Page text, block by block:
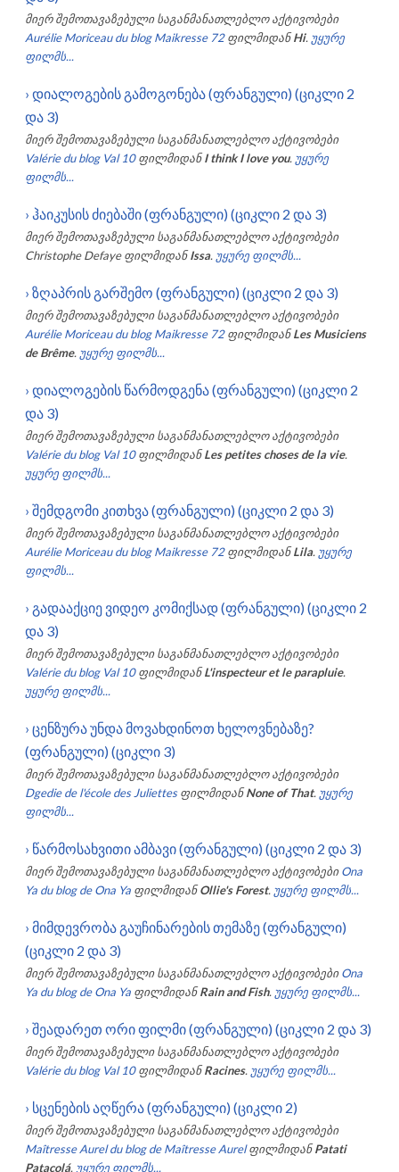
მიერ შემოთავაზებული საგანმანათლებლო აქტივობები
Aurélie Moriceau du blog Maikresse 72 ფილმიდან Hi. უყურე
ფილმს...
› დიალოგების გამოგონება (ფრანგული) (ციკლი 2
და 3)
მიერ შემოთავაზებული საგანმანათლებლო აქტივობები
Valérie du blog Val 10 ფილმიდან I think I love you. უყურე
ფილმს...
› ჰაიკუსის ძიებაში (ფრანგული) (ციკლი 2 და 3)
მიერ შემოთავაზებული საგანმანათლებლო აქტივობები
Christophe Defaye ფილმიდან Issa. უყურე ფილმს...
› ზღაპრის გარშემო (ფრანგული) (ციკლი 2 და 3)
მიერ შემოთავაზებული საგანმანათლებლო აქტივობები
Aurélie Moriceau du blog Maikresse 72 ფილმიდან Les Musiciens
de Brême. უყურე ფილმს...
› დიალოგების წარმოდგენა (ფრანგული) (ციკლი 2
და 3)
მიერ შემოთავაზებული საგანმანათლებლო აქტივობები
Valérie du blog Val 10 ფილმიდან Les petites choses de la vie.
უყურე ფილმს...
› შემდგომი კითხვა (ფრანგული) (ციკლი 2 და 3)
მიერ შემოთავაზებული საგანმანათლებლო აქტივობები
Aurélie Moriceau du blog Maikresse 72 ფილმიდან Lila. უყურე
ფილმს...
› გადააქციე ვიდეო კომიქსად (ფრანგული) (ციკლი 2
და 3)
მიერ შემოთავაზებული საგანმანათლებლო აქტივობები
Valérie du blog Val 10 ფილმიდან L'inspecteur et le parapluie.
უყურე ფილმს...
› ცენზურა უნდა მოვახდინოთ ხელოვნებაზე?
(ფრანგული) (ციკლი 3)
მიერ შემოთავაზებული საგანმანათლებლო აქტივობები
Dgedie de l'école des Juliettes ფილმიდან None of That. უყურე
ფილმს...
› წარმოსახვითი ამბავი (ფრანგული) (ციკლი 2 და 3)
მიერ შემოთავაზებული საგანმანათლებლო აქტივობები Ona
Ya du blog de Ona Ya ფილმიდან Ollie's Forest. უყურე ფილმს...
› მიმდევრობა გაუჩინარების თემაზე (ფრანგული)
(ციკლი 2 და 3)
მიერ შემოთავაზებული საგანმანათლებლო აქტივობები Ona
Ya du blog de Ona Ya ფილმიდან Rain and Fish. უყურე ფილმს...
› შეადარეთ ორი ფილმი (ფრანგული) (ციკლი 2 და 3)
მიერ შემოთავაზებული საგანმანათლებლო აქტივობები
Valérie du blog Val 10 ფილმიდან Racines. უყურე ფილმს...
› სცენების აღწერა (ფრანგული) (ციკლი 2)
მიერ შემოთავაზებული საგანმანათლებლო აქტივობები
Maîtresse Aurel du blog de Maîtresse Aurel ფილმიდან Patati
Patacolá. უყურე ფილმს...